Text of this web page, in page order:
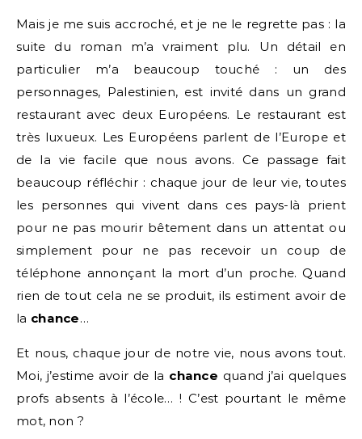
Mais je me suis accroché, et je ne le regrette pas : la
suite du roman m’a vraiment plu. Un détail en
particulier m’a beaucoup touché : un des
personnages, Palestinien, est invité dans un grand
restaurant avec deux Européens. Le restaurant est
très luxueux. Les Européens parlent de l’Europe et
de la vie facile que nous avons. Ce passage fait
beaucoup réfléchir : chaque jour de leur vie, toutes
les personnes qui vivent dans ces pays-là prient
pour ne pas mourir bêtement dans un attentat ou
simplement pour ne pas recevoir un coup de
téléphone annonçant la mort d’un proche. Quand
rien de tout cela ne se produit, ils estiment avoir de
la chance…
Et nous, chaque jour de notre vie, nous avons tout.
Moi, j’estime avoir de la chance quand j’ai quelques
profs absents à l’école… ! C’est pourtant le même
mot, non ?